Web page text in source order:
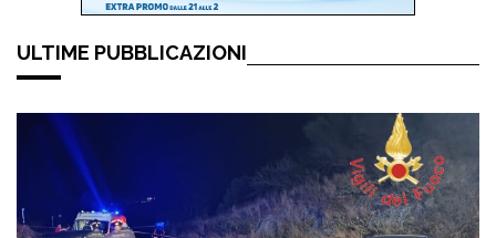
ULTIME PUBBLICAZIONI